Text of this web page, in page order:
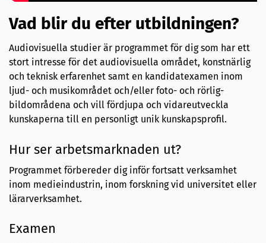
Vad blir du efter utbildningen?
Audiovisuella studier är programmet för dig som har ett
stort intresse för det audiovisuella området, konstnärlig
och teknisk erfarenhet samt en kandidatexamen inom
ljud- och musikområdet och/eller foto- och rörlig-
bildområdena och vill fördjupa och vidareutveckla
kunskaperna till en personligt unik kunskapsprofil.
Hur ser arbetsmarknaden ut?
Programmet förbereder dig inför fortsatt verksamhet
inom medieindustrin, inom forskning vid universitet eller
lärarverksamhet.
Examen